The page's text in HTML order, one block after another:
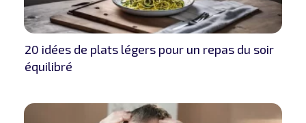
20 idées de plats légers pour un repas du soir
équilibré